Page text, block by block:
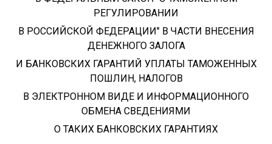
РЕГУЛИРОВАНИИ
В РОССИЙСКОЙ ФЕДЕРАЦИИ" В ЧАСТИ ВНЕСЕНИЯ
ДЕНЕЖНОГО ЗАЛОГА
И БАНКОВСКИХ ГАРАНТИЙ УПЛАТЫ ТАМОЖЕННЫХ
ПОШЛИН, НАЛОГОВ
В ЭЛЕКТРОННОМ ВИДЕ И ИНФОРМАЦИОННОГО
ОБМЕНА СВЕДЕНИЯМИ
О ТАКИХ БАНКОВСКИХ ГАРАНТИЯХ